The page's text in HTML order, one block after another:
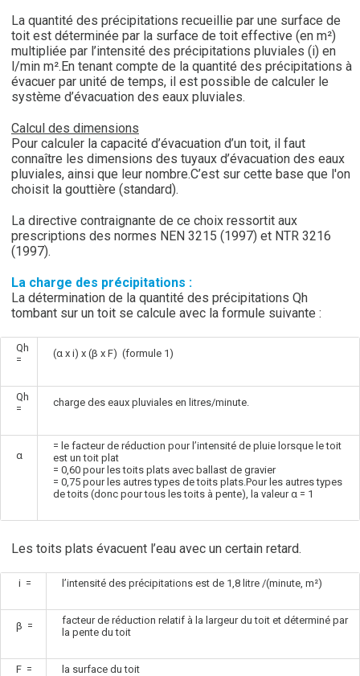
La quantité des précipitations recueillie par une surface de
toit est déterminée par la surface de toit effective (en m²)
multipliée par l’intensité des précipitations pluviales (i) en
l/min m².En tenant compte de la quantité des précipitations à
évacuer par unité de temps, il est possible de calculer le
système d’évacuation des eaux pluviales.
Calcul des dimensions
Pour calculer la capacité d’évacuation d’un toit, il faut
connaître les dimensions des tuyaux d’évacuation des eaux
pluviales, ainsi que leur nombre.C’est sur cette base que l'on
choisit la gouttière (standard).
La directive contraignante de ce choix ressortit aux
prescriptions des normes NEN 3215 (1997) et NTR 3216
(1997).
La charge des précipitations :
La détermination de la quantité des précipitations Qh
tombant sur un toit se calcule avec la formule suivante :
Qh
=
(α x i) x (β x F) (formule 1)
Qh
=
charge des eaux pluviales en litres/minute.
α
= le facteur de réduction pour l’intensité de pluie lorsque le toit
est un toit plat
= 0,60 pour les toits plats avec ballast de gravier
= 0,75 pour les autres types de toits plats.Pour les autres types
de toits (donc pour tous les toits à pente), la valeur α = 1
Les toits plats évacuent l’eau avec un certain retard.
i = l’intensité des précipitations est de 1,8 litre /(minute, m²)
β =
facteur de réduction relatif à la largeur du toit et déterminé par
la pente du toit
F = la surface du toit